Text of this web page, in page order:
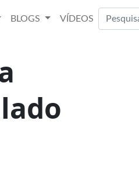
BLOGS
VÍDEOS